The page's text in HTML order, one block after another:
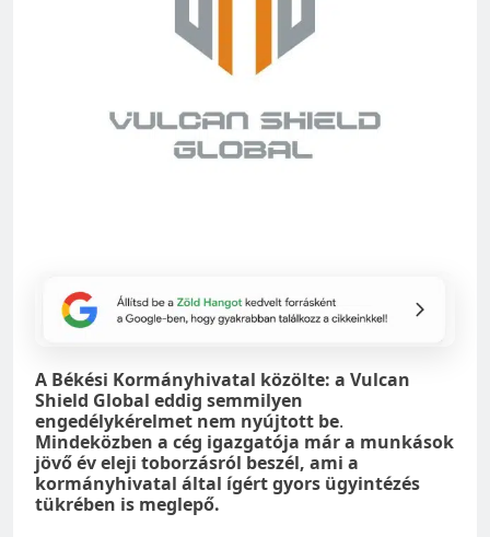
A Békési Kormányhivatal közölte: a Vulcan
Shield Global eddig semmilyen
engedélykérelmet nem nyújtott be.
Mindeközben a cég igazgatója már a munkások
jövő év eleji toborzásról beszél, ami a
kormányhivatal által ígért gyors ügyintézés
tükrében is meglepő.